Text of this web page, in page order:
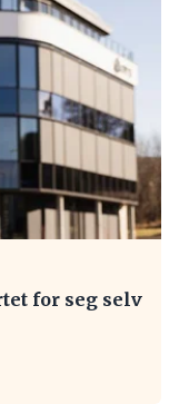
for seg selv